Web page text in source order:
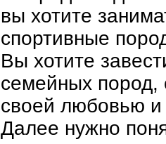
вы хотите
спортивные
Вы хотите
семейных пород,
своей любовью и
Далее нужно